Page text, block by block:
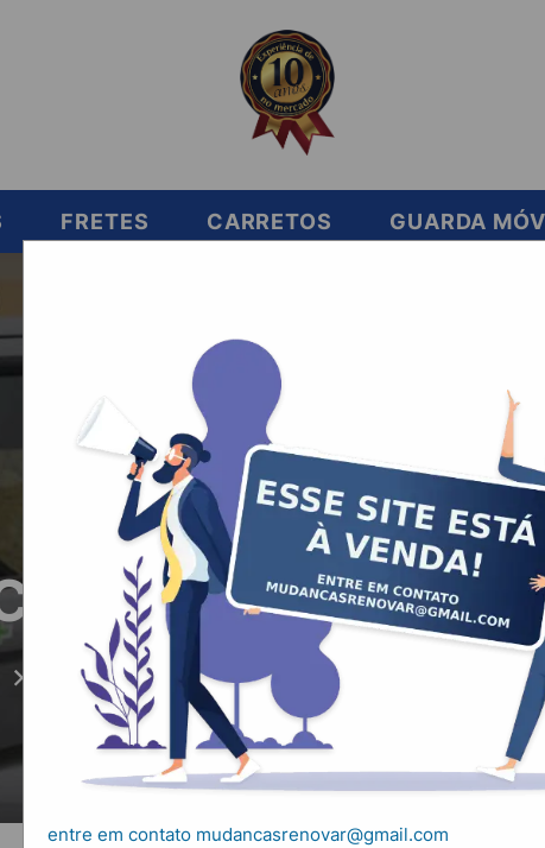
FRETES CARRETOS GUARDA
em
Fretes e Carretos em Ferraz de Vasconcelos
entre em contato mudancasrenovar@gmail.com